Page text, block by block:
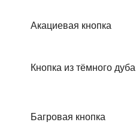
Акациевая кнопка
Кнопка из тёмного дуба
Багровая кнопка